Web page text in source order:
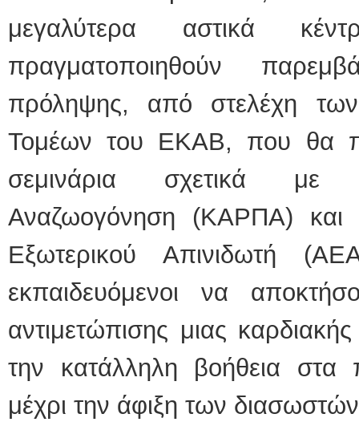
μεγαλύτερα αστικά
πραγματοποιηθούν
πρόληψης, από στελέχη
Τομέων του ΕΚΑΒ, που θα
σεμινάρια σχετικά με
Αναζωογόνηση (ΚΑΡΠΑ) και
Εξωτερικού Απινιδωτή
εκπαιδευόμενοι να
αντιμετώπισης μιας
την κατάλληλη βοήθεια στα
μέχρι την άφιξη των